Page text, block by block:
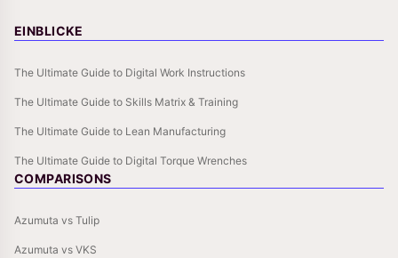
EINBLICKE
The Ultimate Guide to Digital Work Instructions
The Ultimate Guide to Skills Matrix & Training
The Ultimate Guide to Lean Manufacturing
The Ultimate Guide to Digital Torque Wrenches
COMPARISONS
Azumuta vs Tulip
Azumuta vs VKS